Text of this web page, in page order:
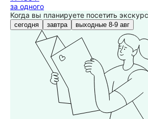
за одного
Когда вы планируете посетить
сегодня завтра выходные 8-9 авг